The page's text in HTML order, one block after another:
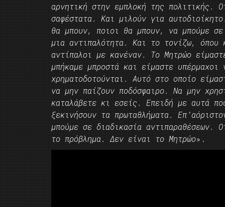
αρνητική στην εμπλοκή της πολιτικής.
σαφέστατα. Και μιλούν για
θα μπουν, ποιοι θα μπουν, να μπούμε
μια αντιπαλότητα. Και το τονίζω,
αντίπαλοι με κανέναν. Το Μητρώο
μπήκαμε μπροστά και είμαστε
χρηματοδοτούνται. Αυτό στο οποίο
να μην παίζουν ποδόσφαιρο. Να μην
καταλάβετε κι εσείς. Επειδή με αυτά
ξεκινήσουν τα πρωταθλήματα.
μπούμε σε διαδικασία αντιπαραθέσεων.
το πρόβλημα. Δεν είναι το Μητρώο».